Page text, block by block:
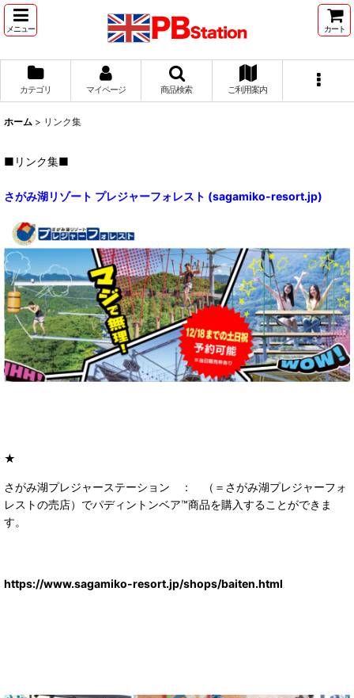
メニュー カート
カテゴリ マイページ 商品検索 ご利用案内
ホーム > リンク集
■リンク集■
さがみ湖リゾート プレジャーフォレスト (sagamiko-resort.jp)
★
さがみ湖プレジャーステーション ： （＝さがみ湖プレジャーフォ
レストの売店）でパディントンベア™商品を購入することができま
す。
https://www.sagamiko-resort.jp/shops/baiten.html